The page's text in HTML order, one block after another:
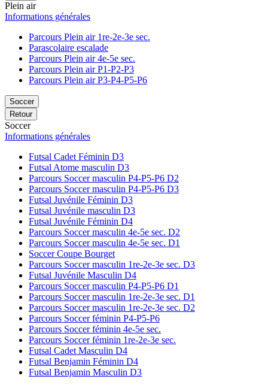
Plein air
Informations générales
Parcours Plein air 1re-2e-3e sec.
Parascolaire escalade
Parcours Plein air 4e-5e sec.
Parcours Plein air P1-P2-P3
Parcours Plein air P3-P4-P5-P6
Soccer
Retour
Soccer
Informations générales
Futsal Cadet Féminin D3
Futsal Atome masculin D3
Parcours Soccer masculin P4-P5-P6 D2
Parcours Soccer masculin P4-P5-P6 D3
Futsal Juvénile Féminin D3
Futsal Juvénile masculin D3
Futsal Juvénile Féminin D4
Parcours Soccer masculin 4e-5e sec. D2
Parcours Soccer masculin 4e-5e sec. D1
Soccer Coupe Bourget
Parcours Soccer masculin 1re-2e-3e sec. D3
Futsal Juvénile Masculin D4
Parcours Soccer masculin P4-P5-P6 D1
Parcours Soccer masculin 1re-2e-3e sec. D1
Parcours Soccer masculin 1re-2e-3e sec. D2
Parcours Soccer féminin P4-P5-P6
Parcours Soccer féminin 4e-5e sec.
Parcours Soccer féminin 1re-2e-3e sec.
Futsal Cadet Masculin D4
Futsal Benjamin Féminin D4
Futsal Benjamin Masculin D3